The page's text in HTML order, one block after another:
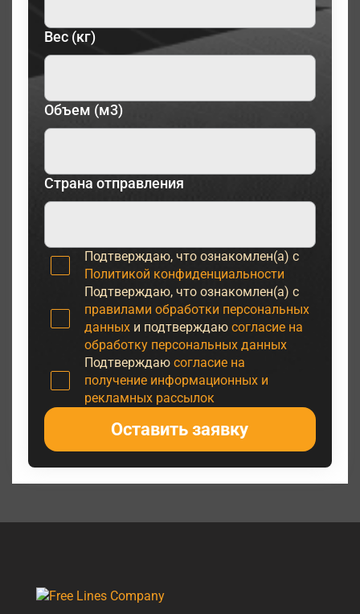
Вес (кг)
Объем (м3)
Страна отправления
Подтверждаю, что ознакомлен(а) с
Политикой конфиденциальности
Подтверждаю, что ознакомлен(а) с
правилами обработки персональных
данныхи подтверждаю согласие на
обработку персональных данных
Подтверждаю согласие на
получение информационных и
рекламных рассылок
Оставить заявку